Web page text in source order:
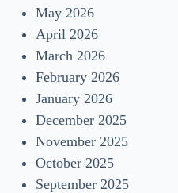
May 2026
April 2026
March 2026
February 2026
January 2026
December 2025
November 2025
October 2025
September 2025